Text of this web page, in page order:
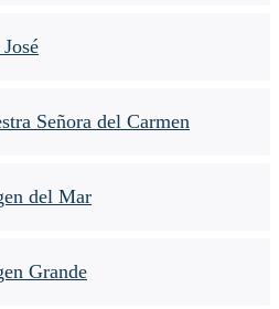
Señora del Carmen
del Mar
Grande